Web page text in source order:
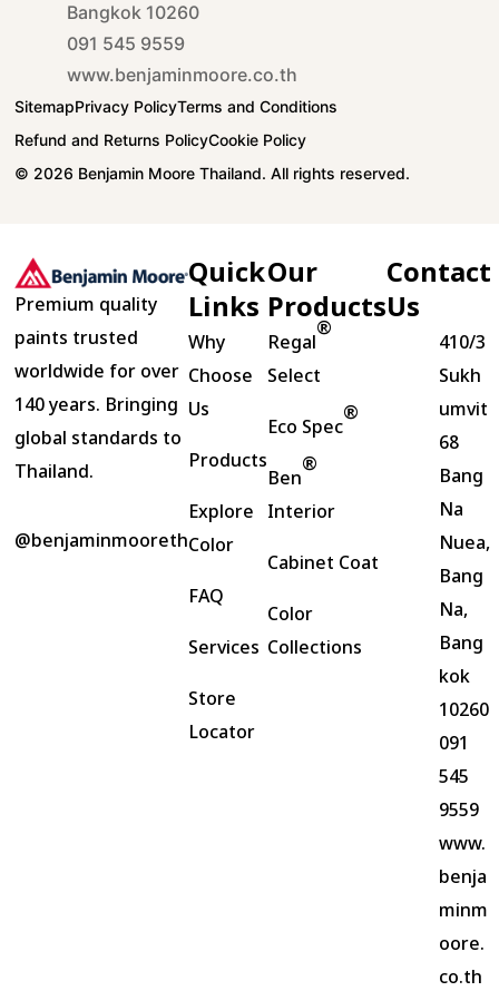
Bangkok 10260
091 545 9559
www.benjaminmoore.co.th
SitemapPrivacy PolicyTerms and Conditions
Refund and Returns PolicyCookie Policy
© 2026 Benjamin Moore Thailand. All rights reserved.
Premium quality
paints trusted
worldwide for over
140 years. Bringing
global standards to
Thailand.
@benjaminmooreth
Quick
Links
Why
Choose
Us
Products
Explore
Color
FAQ
Services
Store
Locator
Our
Products
Regal
®
Select
Eco Spec
®
Ben
®
Interior
Cabinet Coat
Color
Collections
Contact
Us
410/3
Sukh
umvit
68
Bang
Na
Nuea,
Bang
Na,
Bang
kok
10260
091
545
9559
www.
benja
minm
oore.
co.th